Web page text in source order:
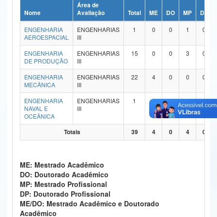
Ministério da Ciência, Tecnologia, Inovações e Comunicações
Ministério do Meio Ambiente
Ministério do Turismo
Ministério do Desenvolvimento Regional
Controladoria-Geral da União
Ministério da Mulher, da Família e dos Direitos Humanos
Gabinete de Segurança Institucional
Advocacia-Geral da União
Banco Central do Brasil
Nome
Área de
Avaliação
Total ME DO MP DP
ENGENHARIA
AEROESPACIAL
ENGENHARIAS
III
1 0 0 1 0
ENGENHARIA
DE PRODUÇÃO
ENGENHARIAS
III
15 0 0 3 0
ENGENHARIA
MECÂNICA
ENGENHARIAS
III
22 4 0 0 0
ENGENHARIA
NAVAL E
OCEÂNICA
ENGENHARIAS
III
1 0 0 0 0
Totais 39 4 0 4 0
ME: Mestrado Acadêmico
DO: Doutorado Acadêmico
MP: Mestrado Profissional
DP: Doutorado Profissional
ME/DO: Mestrado Acadêmico e Doutorado
Acadêmico